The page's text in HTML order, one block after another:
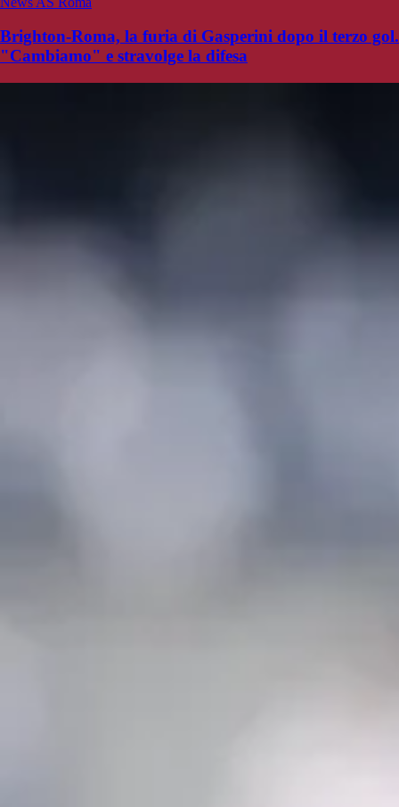
Brighton-Roma, la furia di Gasperini dopo il terzo gol.
"Cambiamo" e stravolge la difesa